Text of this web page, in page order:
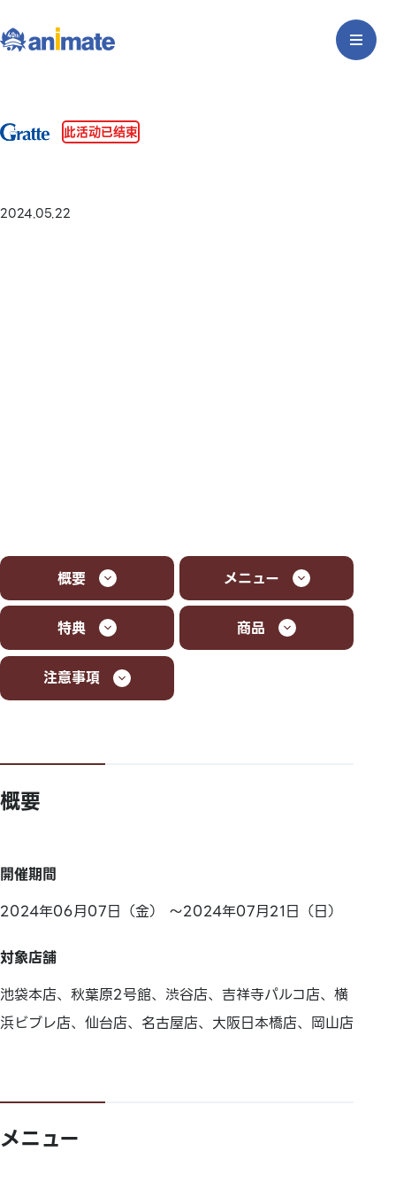
此活动已结束
2024.05.22
概要 メニュー
特典 商品
注意事項
概要
開催期間
2024年06月07日（金） ～2024年07月21日（日）
対象店舗
池袋本店、秋葉原2号館、渋谷店、吉祥寺パルコ店、横
浜ビブレ店、仙台店、名古屋店、大阪日本橋店、岡山店
メニュー